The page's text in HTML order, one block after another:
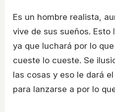
Es un hombre realista,
vive de sus sueños. Esto
ya que luchará por lo
cueste lo cueste. Se
las cosas y eso le dará
para lanzarse a por lo